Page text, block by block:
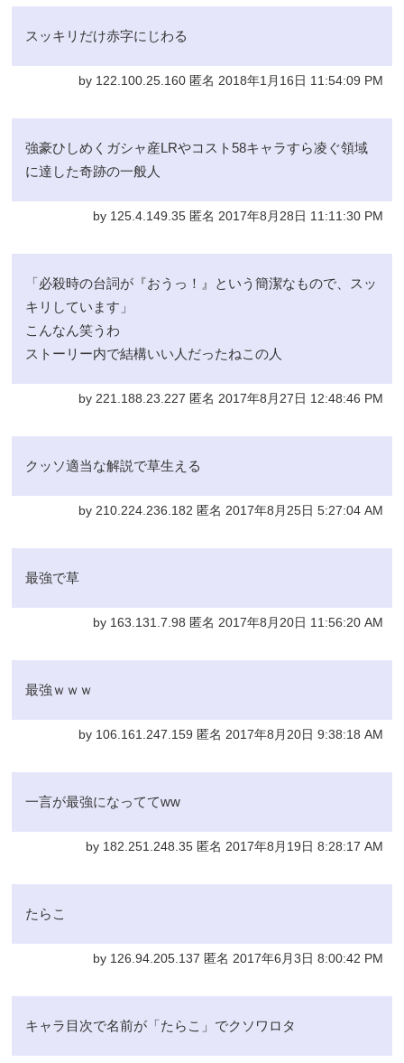
スッキリだけ赤字にじわる
by 122.100.25.160 匿名 2018年1月16日 11:54:09 PM
強豪ひしめくガシャ産LRやコスト58キャラすら凌ぐ領域
に達した奇跡の一般人
by 125.4.149.35 匿名 2017年8月28日 11:11:30 PM
「必殺時の台詞が『おうっ！』という簡潔なもので、スッ
キリしています」
こんなん笑うわ
ストーリー内で結構いい人だったねこの人
by 221.188.23.227 匿名 2017年8月27日 12:48:46 PM
クッソ適当な解説で草生える
by 210.224.236.182 匿名 2017年8月25日 5:27:04 AM
最強で草
by 163.131.7.98 匿名 2017年8月20日 11:56:20 AM
最強ｗｗｗ
by 106.161.247.159 匿名 2017年8月20日 9:38:18 AM
一言が最強になっててww
by 182.251.248.35 匿名 2017年8月19日 8:28:17 AM
たらこ
by 126.94.205.137 匿名 2017年6月3日 8:00:42 PM
キャラ目次で名前が「たらこ」でクソワロタ